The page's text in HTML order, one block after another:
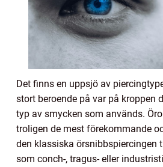
Det finns en uppsjö av
stort beroende på var på kroppen
typ av smycken som används.
troligen de mest förekommande
den klassiska örsnibbspiercingen
som conch-, tragus- eller